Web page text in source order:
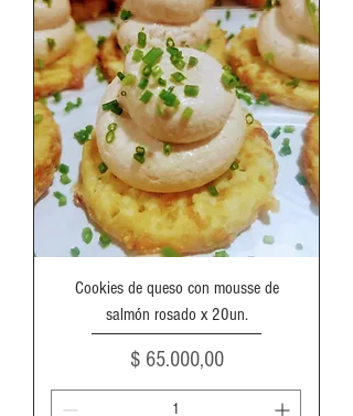
Cookies de queso con mousse de
salmón rosado x 20un.
Precio
$ 65.000,00